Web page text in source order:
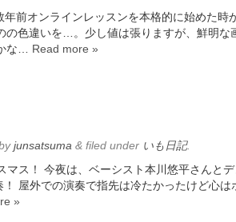
前オンラインレッスンを本格的に始めた時
の色違いを…。少し値は張りますが、鮮明な
な… Read more »
junsatsuma & filed under いも日記.
ス！ 今夜は、ベーシスト本川悠平さんと
！ 屋外での演奏で指先は冷たかったけど心
»